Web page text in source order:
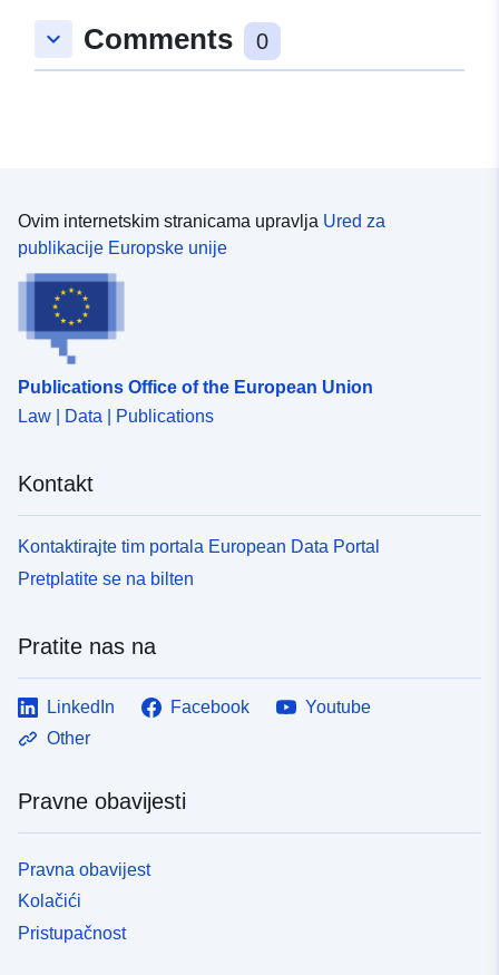
49.1464169 ], [ 9.2359467,
uriRef:
http://data.europa.eu/88u/dataset/
keyboard_arrow_down Comments 0
Ovim internetskim stranicama upravlja Ured za
publikacije Europske unije
Publications Office of the European Union
Law | Data | Publications
Kontakt
Kontaktirajte tim portala European Data Portal
Pretplatite se na bilten
Pratite nas na
LinkedIn Facebook
Youtube
Other
Pravne obavijesti
Pravna obavijest
Kolačići
Pristupačnost